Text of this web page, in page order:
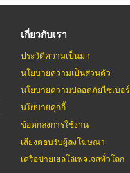
เกี่ยวกับเรา
ประวัติความเป็นมา
นโยบายความเป็นส่วนตัว
นโยบายความปลอดภัยไซเบอร์
นโยบายคุกกี้
ข้อตกลงการใช้งาน
เสียงตอบรับผู้ลงโฆษณา
เครือข่ายเยลโล่เพจเจสทั่วโลก